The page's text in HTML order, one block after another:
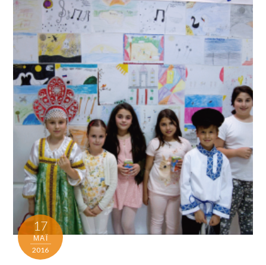
17
ΜΑΪ́
2016